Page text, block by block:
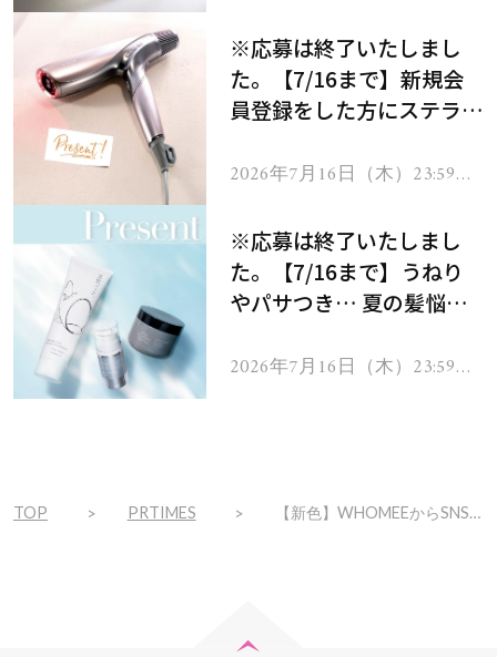
※応募は終了いたしまし
た。【7/16まで】新規会
員登録をした方にステラボ
ヘアドライヤー ジュエル
2026年7月16日（木）23:59ま
※応募は終了いたしまし
た。【7/16まで】うねり
やパサつき… 夏の髪悩み
ムを13名様にプレゼン
2026年7月16日（木）23:59ま
TOP PRTIMES 【新色】WHOMEEからSNSで大バズりした『キニシーラー』の限定カラー登場！赤みに特化した“グリーン”で、スキンケアしながら気になるお悩みをカバー※